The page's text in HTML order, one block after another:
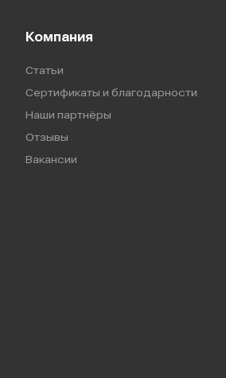
Компания
Статьи
Сертификаты и благодарности
Наши партнёры
Отзывы
Вакансии